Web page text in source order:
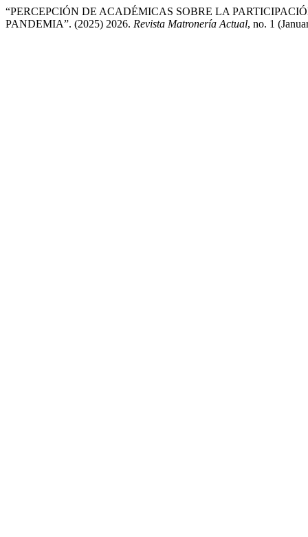
“PERCEPCIÓN DE ACADÉMICAS SOBRE LA
PANDEMIA”. (2025) 2026. Revista Matronería Actual, no. 1